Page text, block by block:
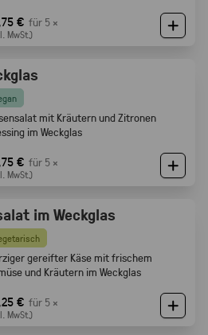
€ für 5 ×
MwSt.)
mit Kräutern und Zitronen
im Weckglas
€ für 5 ×
MwSt.)
im Weckglas
gereifter Käse mit frischem
und Kräutern im Weckglas
€ für 5 ×
MwSt.)